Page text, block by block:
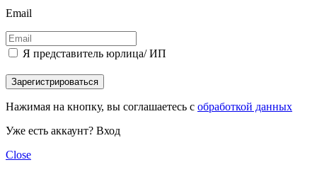
Email
Я представитель юрлица/ ИП
Зарегистрироваться
Нажимая на кнопку, вы соглашаетесь с обработкой данных
Уже есть аккаунт? Вход
Close